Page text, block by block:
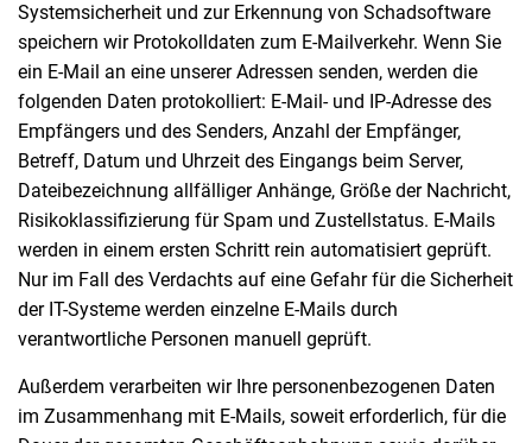
Systemsicherheit und zur Erkennung von Schadsoftware
speichern wir Protokolldaten zum E-Mailverkehr. Wenn Sie
ein E-Mail an eine unserer Adressen senden, werden die
folgenden Daten protokolliert: E-Mail- und IP-Adresse des
Empfängers und des Senders, Anzahl der Empfänger,
Betreff, Datum und Uhrzeit des Eingangs beim Server,
Dateibezeichnung allfälliger Anhänge, Größe der Nachricht,
Risikoklassifizierung für Spam und Zustellstatus. E-Mails
werden in einem ersten Schritt rein automatisiert geprüft.
Nur im Fall des Verdachts auf eine Gefahr für die Sicherheit
der IT-Systeme werden einzelne E-Mails durch
verantwortliche Personen manuell geprüft.
Außerdem verarbeiten wir Ihre personenbezogenen Daten
im Zusammenhang mit E-Mails, soweit erforderlich, für die